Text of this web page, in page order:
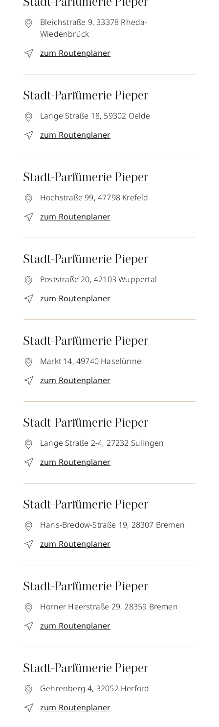
Stadt-Parfümerie Pieper
Bleichstraße 9, 33378 Rheda-
Wiedenbrück
zum Routenplaner
Stadt-Parfümerie Pieper
Lange Straße 18, 59302 Oelde
zum Routenplaner
Stadt-Parfümerie Pieper
Hochstraße 99, 47798 Krefeld
zum Routenplaner
Stadt-Parfümerie Pieper
Poststraße 20, 42103 Wuppertal
zum Routenplaner
Stadt-Parfümerie Pieper
Markt 14, 49740 Haselünne
zum Routenplaner
Stadt-Parfümerie Pieper
Lange Straße 2-4, 27232 Sulingen
zum Routenplaner
Stadt-Parfümerie Pieper
Hans-Bredow-Straße 19, 28307 Bremen
zum Routenplaner
Stadt-Parfümerie Pieper
Horner Heerstraße 29, 28359 Bremen
zum Routenplaner
Stadt-Parfümerie Pieper
Gehrenberg 4, 32052 Herford
zum Routenplaner